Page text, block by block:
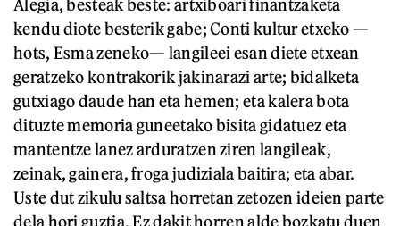
Alegia, besteak beste: artxiboari finantzaketa
kendu diote besterik gabe; Conti kultur etxeko —
hots, Esma zeneko— langileei esan diete etxean
geratzeko kontrakorik jakinarazi arte; bidalketa
gutxiago daude han eta hemen; eta kalera bota
dituzte memoria guneetako bisita gidatuez eta
mantentze lanez arduratzen ziren langileak,
zeinak, gainera, froga judiziala baitira; eta abar.
Uste dut zikulu saltsa horretan zetozen ideien parte
dela hori guztia. Ez dakit horren alde bozkatu duen